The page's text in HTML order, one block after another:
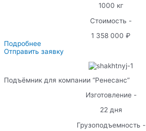
1000 кг
Стоимость -
1 358 000 ₽
Подробнее
Отправить заявку
Подъёмник для компании “Ренесанс”
Изготовление -
22 дня
Грузоподъемность -